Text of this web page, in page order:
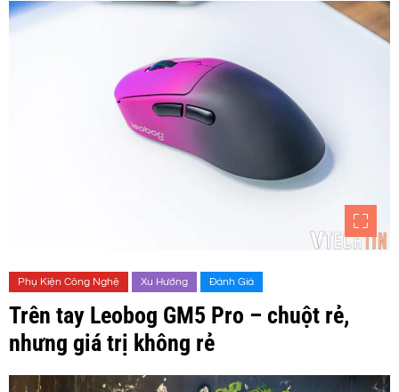
Phụ Kiện Công Nghệ Xu Hướng Đánh Giá
Trên tay Leobog GM5 Pro – chuột rẻ,
nhưng giá trị không rẻ